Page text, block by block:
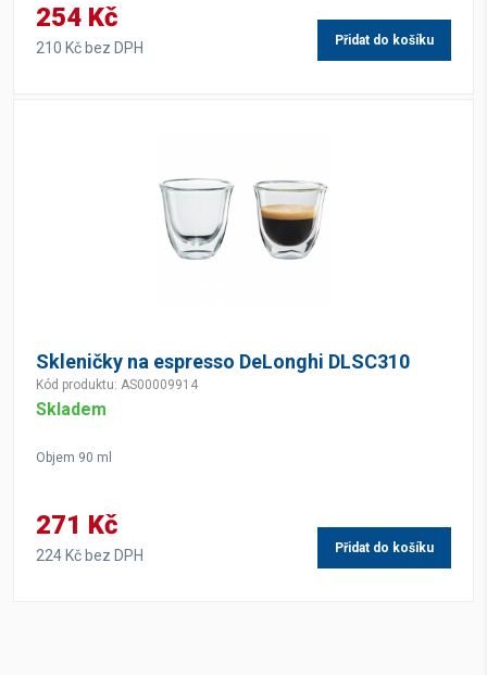
254 Kč
210 Kč bez DPH Přidat do košíku
Skleničky na espresso DeLonghi DLSC310
Kód produktu: AS00009914
Skladem
Objem 90 ml
271 Kč
224 Kč bez DPH Přidat do košíku